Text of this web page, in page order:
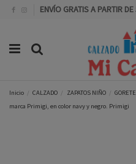
ENVÍO GRATIS A PARTIR
Inicio CALZADO ZAPATOS NIÑO
marca Primigi, en color navy y negro. Primigi